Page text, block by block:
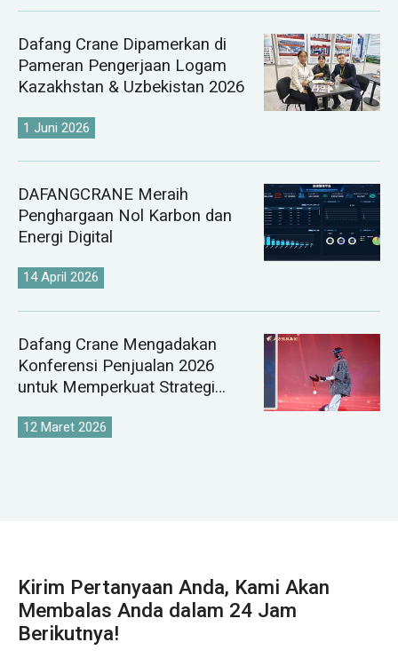
Dafang Crane Dipamerkan di
Pameran Pengerjaan Logam
Kazakhstan & Uzbekistan 2026
1 Juni 2026
DAFANGCRANE Meraih
Penghargaan Nol Karbon dan
Energi Digital
14 April 2026
Dafang Crane Mengadakan
Konferensi Penjualan 2026
untuk Memperkuat Strategi
12 Maret 2026
Kirim Pertanyaan Anda, Kami Akan
Membalas Anda dalam 24 Jam
Berikutnya!